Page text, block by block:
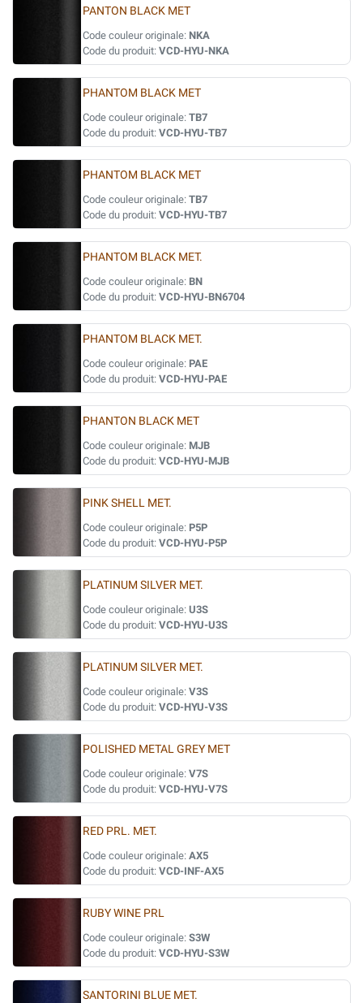
PANTON BLACK MET
Code couleur originale: NKA
Code du produit: VCD-HYU-NKA
PHANTOM BLACK MET
Code couleur originale: TB7
Code du produit: VCD-HYU-TB7
PHANTOM BLACK MET
Code couleur originale: TB7
Code du produit: VCD-HYU-TB7
PHANTOM BLACK MET.
Code couleur originale: BN
Code du produit: VCD-HYU-BN6704
PHANTOM BLACK MET.
Code couleur originale: PAE
Code du produit: VCD-HYU-PAE
PHANTON BLACK MET
Code couleur originale: MJB
Code du produit: VCD-HYU-MJB
PINK SHELL MET.
Code couleur originale: P5P
Code du produit: VCD-HYU-P5P
PLATINUM SILVER MET.
Code couleur originale: U3S
Code du produit: VCD-HYU-U3S
PLATINUM SILVER MET.
Code couleur originale: V3S
Code du produit: VCD-HYU-V3S
POLISHED METAL GREY MET
Code couleur originale: V7S
Code du produit: VCD-HYU-V7S
RED PRL. MET.
Code couleur originale: AX5
Code du produit: VCD-INF-AX5
RUBY WINE PRL
Code couleur originale: S3W
Code du produit: VCD-HYU-S3W
SANTORINI BLUE MET.